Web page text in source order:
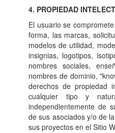
4. PROPIEDAD
El usuario se
forma, las marcas,
modelos de utilidad,
insignias, logotipos,
nombres sociales,
nombres de dominio,
derechos de propiedad
cualquier tipo y
independientemente de
de sus asociados y/o de
sus proyectos en el Sitio